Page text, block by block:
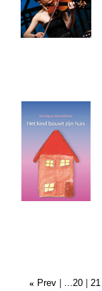
« Prev ...20 21